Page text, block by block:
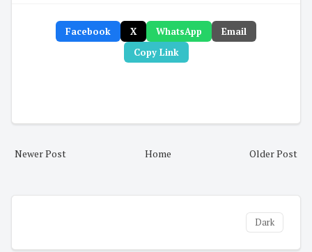
Facebook X WhatsApp
Email
Copy Link
Newer Post Older Post
Home
Dark